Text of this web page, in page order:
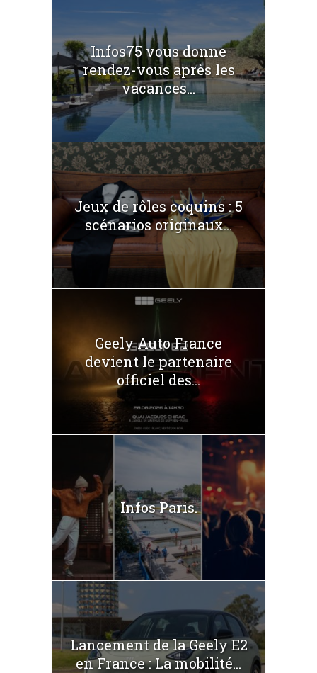
Infos75 vous donne
rendez-vous après les
vacances...
Jeux de rôles coquins : 5
scénarios originaux...
Geely Auto France
devient le partenaire
officiel des...
Infos Paris.
Lancement de la Geely E2
en France : La mobilité...